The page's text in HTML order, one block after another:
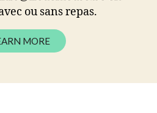
ou sans repas.
MORE